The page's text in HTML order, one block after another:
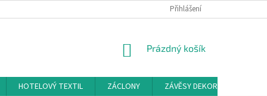
Přihlášení
NÁKUPNÍ
Prázdný košík
HOTELOVÝ TEXTIL ZÁCLONY
ZÁVĚSY DEKORAČNÍ A